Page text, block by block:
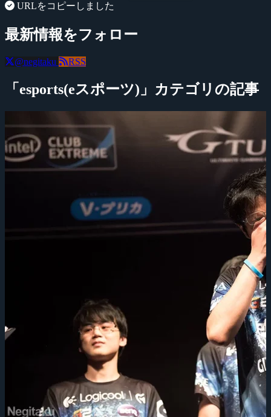
URLをコピーしました
最新情報をフォロー
@negitaku RSS
「esports(eスポーツ)」カテゴリの記事